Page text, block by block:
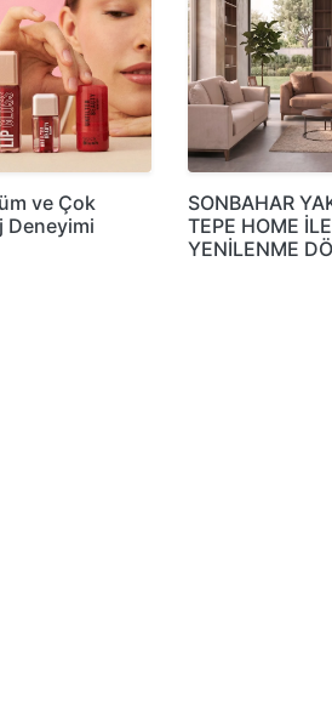
ve Çok
Deneyimi
SONBAHAR
TEPE HOME
YENİLENME